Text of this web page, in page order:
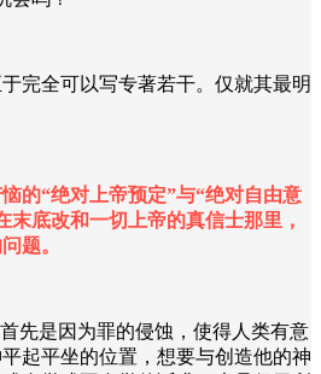
完全可以写专著若干。仅就其最明
的“绝对上帝预定”与“绝对自由意
末底改和一切上帝的真信士那里，
题。
先是因为罪的侵蚀，使得人类有意
起平坐的位置，想要与创造他的神